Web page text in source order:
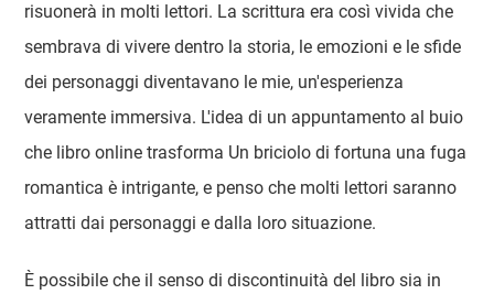
risuonerà in molti lettori. La scrittura era così vivida che
sembrava di vivere dentro la storia, le emozioni e le sfide
dei personaggi diventavano le mie, un'esperienza
veramente immersiva. L'idea di un appuntamento al buio
che libro online trasforma Un briciolo di fortuna una fuga
romantica è intrigante, e penso che molti lettori saranno
attratti dai personaggi e dalla loro situazione.
È possibile che il senso di discontinuità del libro sia in